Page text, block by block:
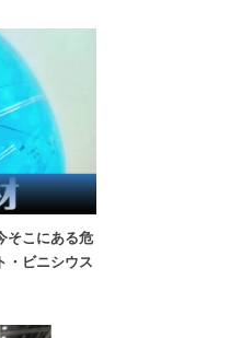
そこにある危
ビニシウス